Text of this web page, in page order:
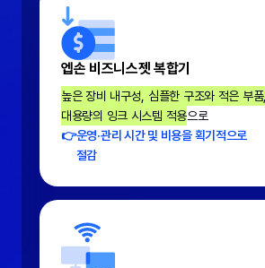
엡손 비즈니스젯 복합기
높은 장비 내구성, 심플한 구조와 적은 부품,
대용량의 잉크 시스템 적용으로
👉운영·관리 시간 및 비용을 획기적으로
절감